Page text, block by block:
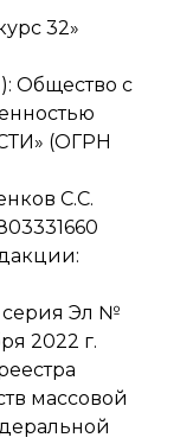
32»
Общество с
(ОГРН
С.С.
серия Эл №
2022 г.
массовой